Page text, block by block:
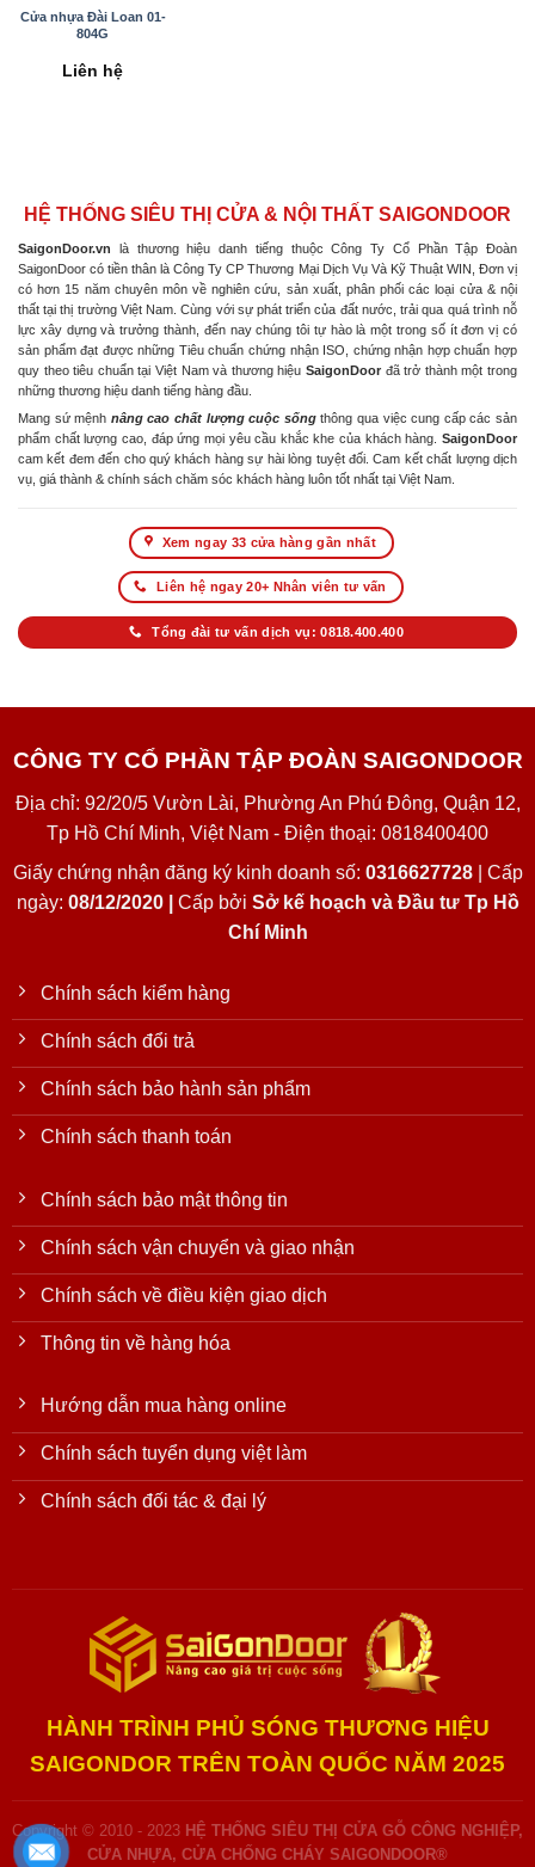
Cửa nhựa Đài Loan 01-
804G
Liên hệ
HỆ THỐNG SIÊU THỊ CỬA & NỘI THẤT SAIGONDOOR
SaigonDoor.vn là thương hiệu danh tiếng thuộc Công Ty Cổ Phần Tập Đoàn
SaigonDoor có tiền thân là Công Ty CP Thương Mại Dịch Vụ Và Kỹ Thuật WIN, Đơn vị
có hơn 15 năm chuyên môn về nghiên cứu, sản xuất, phân phối các loại cửa & nội
thất tại thị trường Việt Nam. Cùng với sự phát triển của đất nước, trải qua quá trình nỗ
lực xây dựng và trưởng thành, đến nay chúng tôi tự hào là một trong số ít đơn vị có
sản phẩm đạt được những Tiêu chuẩn chứng nhận ISO, chứng nhận hợp chuẩn hợp
quy theo tiêu chuẩn tại Việt Nam và thương hiệu SaigonDoor đã trở thành một trong
những thương hiệu danh tiếng hàng đầu.
Mang sứ mệnh nâng cao chất lượng cuộc sốngthông qua việc cung cấp các sản
phẩm chất lượng cao, đáp ứng mọi yêu cầu khắc khe của khách hàng. SaigonDoor
cam kết đem đến cho quý khách hàng sự hài lòng tuyệt đối. Cam kết chất lượng dịch
vụ, giá thành & chính sách chăm sóc khách hàng luôn tốt nhất tại Việt Nam.
Xem ngay 33 cửa hàng gần nhất
Liên hệ ngay 20+ Nhân viên tư vấn
Tổng đài tư vấn dịch vụ: 0818.400.400
CÔNG TY CỔ PHẦN TẬP ĐOÀN SAIGONDOOR
Địa chỉ: 92/20/5 Vườn Lài, Phường An Phú Đông, Quận 12,
Tp Hồ Chí Minh, Việt Nam - Điện thoại: 0818400400
Giấy chứng nhận đăng ký kinh doanh số: 0316627728| Cấp
ngày: 08/12/2020 | Cấp bởi Sở kế hoạch và Đầu tư Tp Hồ
Chí Minh
Chính sách kiểm hàng
Chính sách đổi trả
Chính sách bảo hành sản phẩm
Chính sách thanh toán
Chính sách bảo mật thông tin
Chính sách vận chuyển và giao nhận
Chính sách về điều kiện giao dịch
Thông tin về hàng hóa
Hướng dẫn mua hàng online
Chính sách tuyển dụng việt làm
Chính sách đối tác & đại lý
HÀNH TRÌNH PHỦ SÓNG THƯƠNG HIỆU
SAIGONDOR TRÊN TOÀN QUỐC NĂM 2025
Copyright © 2010 - 2023 HỆ THỐNG SIÊU THỊ CỬA GỖ CÔNG NGHIỆP,
CỬA NHỰA, CỬA CHỐNG CHÁY SAIGONDOOR®